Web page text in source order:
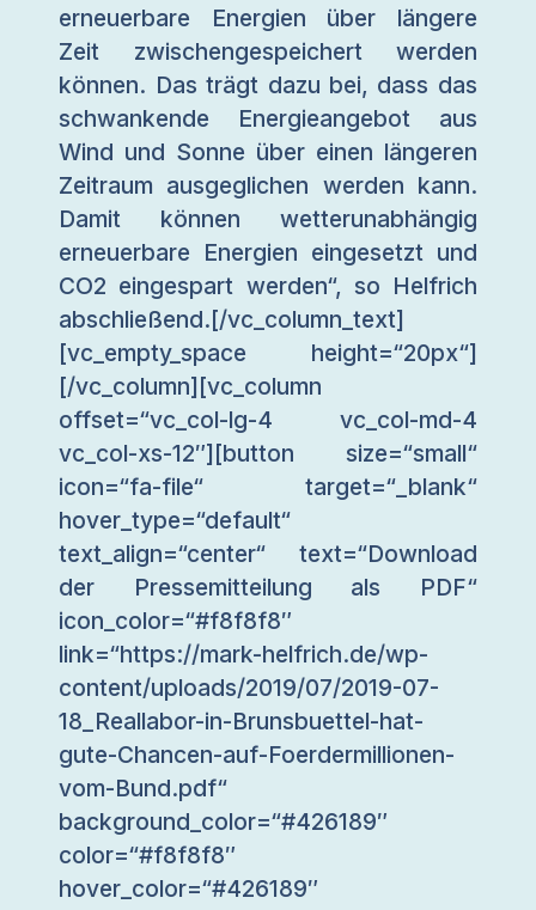
erneuerbare Energien über längere
Zeit zwischengespeichert werden
können. Das trägt dazu bei, dass das
schwankende Energieangebot aus
Wind und Sonne über einen längeren
Zeitraum ausgeglichen werden kann.
Damit können wetterunabhängig
erneuerbare Energien eingesetzt und
CO2 eingespart werden“, so Helfrich
abschließend.[/vc_column_text]
[vc_empty_space height=“20px“]
[/vc_column][vc_column
offset=“vc_col-lg-4 vc_col-md-4
vc_col-xs-12″][button size=“small“
icon=“fa-file“ target=“_blank“
hover_type=“default“
text_align=“center“ text=“Download
der Pressemitteilung als PDF“
icon_color=“#f8f8f8″
link=“https://mark-helfrich.de/wp-
content/uploads/2019/07/2019-07-
18_Reallabor-in-Brunsbuettel-hat-
gute-Chancen-auf-Foerdermillionen-
vom-Bund.pdf“
background_color=“#426189″
color=“#f8f8f8″
hover_color=“#426189″